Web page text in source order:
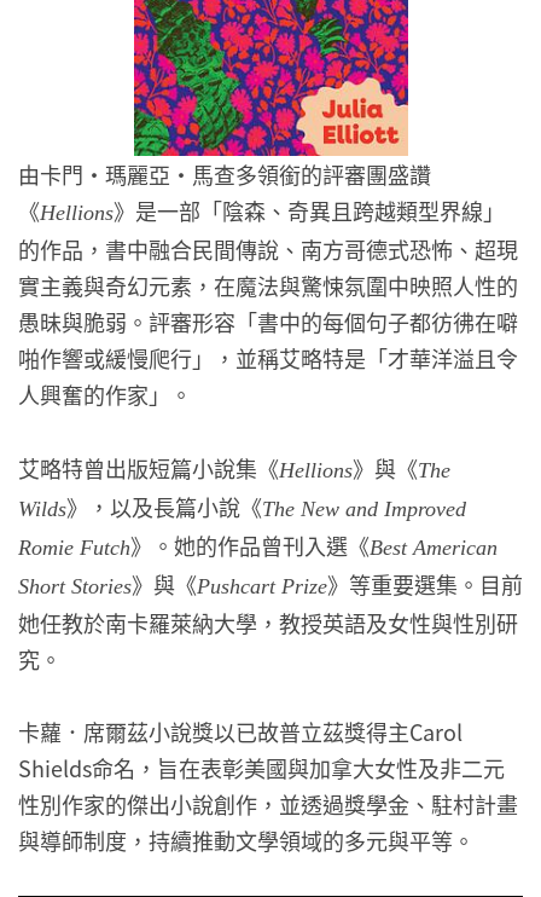
由卡門・瑪麗亞・馬查多領銜的評審團盛讚
《Hellions》是一部「陰森、奇異且跨越類型界線」
的作品，書中融合民間傳說、南方哥德式恐怖、超現
實主義與奇幻元素，在魔法與驚悚氛圍中映照人性的
愚昧與脆弱。評審形容「書中的每個句子都彷彿在噼
啪作響或緩慢爬行」，並稱艾略特是「才華洋溢且令
人興奮的作家」。
艾略特曾出版短篇小說集《Hellions》與《The
Wilds》，以及長篇小說《The New and Improved
Romie Futch》。她的作品曾刊入選《Best American
Short Stories》與《Pushcart Prize》等重要選集。目前
她任教於南卡羅萊納大學，教授英語及女性與性別研
究。
卡蘿．席爾茲小說獎以已故普立茲獎得主Carol
Shields命名，旨在表彰美國與加拿大女性及非二元
性別作家的傑出小說創作，並透過獎學金、駐村計畫
與導師制度，持續推動文學領域的多元與平等。